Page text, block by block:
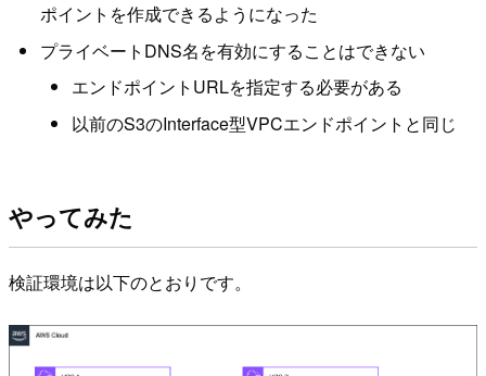
ポイントを作成できるようになった
プライベートDNS名を有効にすることはできない
エンドポイントURLを指定する必要がある
以前のS3のInterface型VPCエンドポイントと同じ
やってみた
検証環境は以下のとおりです。